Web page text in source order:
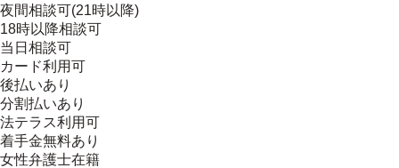
夜間相談可(21時以降)
18時以降相談可
当日相談可
カード利用可
後払いあり
分割払いあり
法テラス利用可
着手金無料あり
女性弁護士在籍